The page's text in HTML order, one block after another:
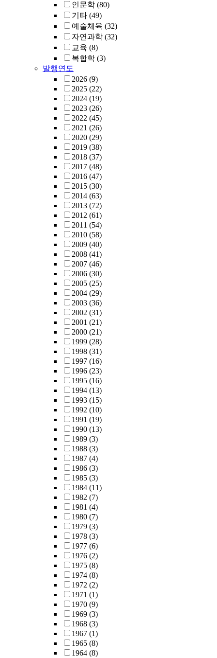
인문학 (80)
기타 (49)
예술체육 (32)
자연과학 (32)
교육 (8)
복합학 (3)
발행연도
2026 (9)
2025 (22)
2024 (19)
2023 (26)
2022 (45)
2021 (26)
2020 (29)
2019 (38)
2018 (37)
2017 (48)
2016 (47)
2015 (30)
2014 (63)
2013 (72)
2012 (61)
2011 (54)
2010 (58)
2009 (40)
2008 (41)
2007 (46)
2006 (30)
2005 (25)
2004 (29)
2003 (36)
2002 (31)
2001 (21)
2000 (21)
1999 (28)
1998 (31)
1997 (16)
1996 (23)
1995 (16)
1994 (13)
1993 (15)
1992 (10)
1991 (19)
1990 (13)
1989 (3)
1988 (3)
1987 (4)
1986 (3)
1985 (3)
1984 (11)
1982 (7)
1981 (4)
1980 (7)
1979 (3)
1978 (3)
1977 (6)
1976 (2)
1975 (8)
1974 (8)
1972 (2)
1971 (1)
1970 (9)
1969 (3)
1968 (3)
1967 (1)
1965 (8)
1964 (8)